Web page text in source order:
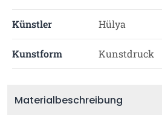
Künstler Hülya
Kunstform Kunstdruck
Materialbeschreibung